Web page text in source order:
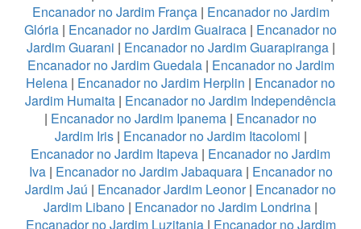
Encanador no Jardim França| Encanador no Jardim
Glória | Encanador no Jardim Guairaca | Encanador no
Jardim Guarani | Encanador no Jardim Guarapiranga|
Encanador no Jardim Guedala| Encanador no Jardim
Helena | Encanador no Jardim Herplin | Encanador no
Jardim Humaita | Encanador no Jardim Independência
| Encanador no Jardim Ipanema | Encanador no
Jardim Iris| Encanador no Jardim Itacolomi |
Encanador no Jardim Itapeva | Encanador no Jardim
Iva| Encanador no Jardim Jabaquara| Encanador no
Jardim Jaú | Encanador Jardim Leonor| Encanador no
Jardim Libano | Encanador no Jardim Londrina |
Encanador no Jardim Luzitania| Encanador no Jardim